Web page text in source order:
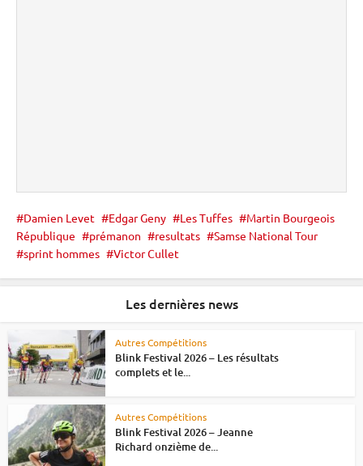
Damien Levet Edgar Geny Les Tuffes
Martin Bourgeois
République
prémanon resultats
Samse National Tour
sprint hommes
Victor Cullet
Les dernières news
Autres Compétitions
Blink Festival 2026 – Les résultats
complets et le...
Autres Compétitions
Blink Festival 2026 – Jeanne
Richard onzième de...